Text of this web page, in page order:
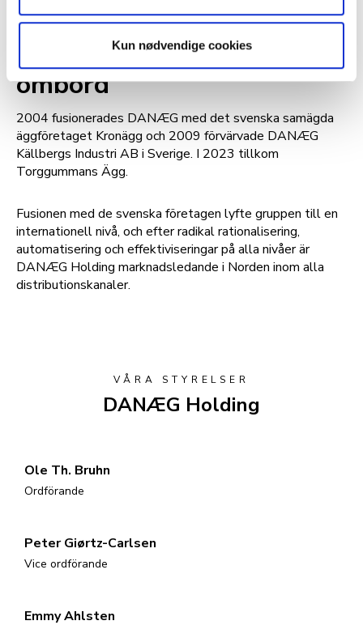
Kun nødvendige cookies
DE SVENSKA FÖRETAGEN
Svenskarna kommer
ombord
2004 fusionerades DANÆG med det svenska samägda
äggföretaget Kronägg och 2009 förvärvade DANÆG
Källbergs Industri AB i Sverige. I 2023 tillkom
Torggummans Ägg.
Fusionen med de svenska företagen lyfte gruppen till en
internationell nivå, och efter radikal rationalisering,
automatisering och effektiviseringar på alla nivåer är
DANÆG Holding marknadsledande i Norden inom alla
distributionskanaler.
VÅRA STYRELSER
DANÆG Holding
Ole Th. Bruhn
Ordförande
Peter Giørtz-Carlsen
Vice ordförande
Emmy Ahlsten